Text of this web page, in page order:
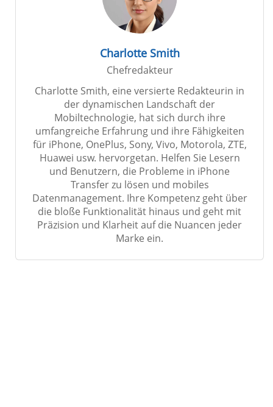
Charlotte Smith
Chefredakteur
Charlotte Smith, eine versierte Redakteurin in
der dynamischen Landschaft der
Mobiltechnologie, hat sich durch ihre
umfangreiche Erfahrung und ihre Fähigkeiten
für iPhone, OnePlus, Sony, Vivo, Motorola, ZTE,
Huawei usw. hervorgetan. Helfen Sie Lesern
und Benutzern, die Probleme in iPhone
Transfer zu lösen und mobiles
Datenmanagement. Ihre Kompetenz geht über
die bloße Funktionalität hinaus und geht mit
Präzision und Klarheit auf die Nuancen jeder
Marke ein.